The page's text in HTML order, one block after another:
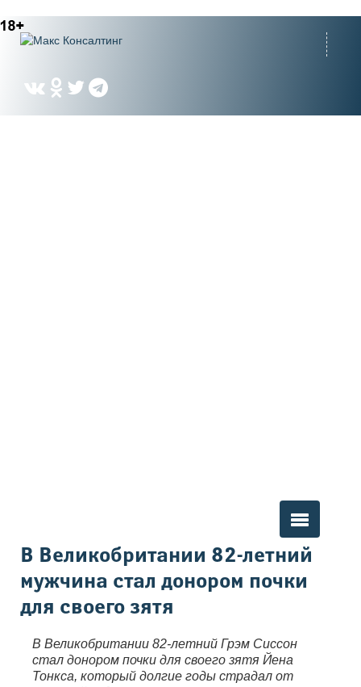
Вы здесь
В Великобритании 82-летний
мужчина стал донором почки
для своего зятя
В Великобритании 82-летний Грэм Сиссон
стал донором почки для своего зятя Йена
Тонкса, который долгие годы страдал от